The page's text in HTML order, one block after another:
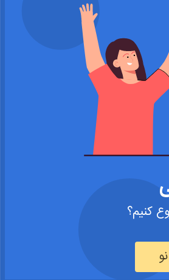
کنیم؟